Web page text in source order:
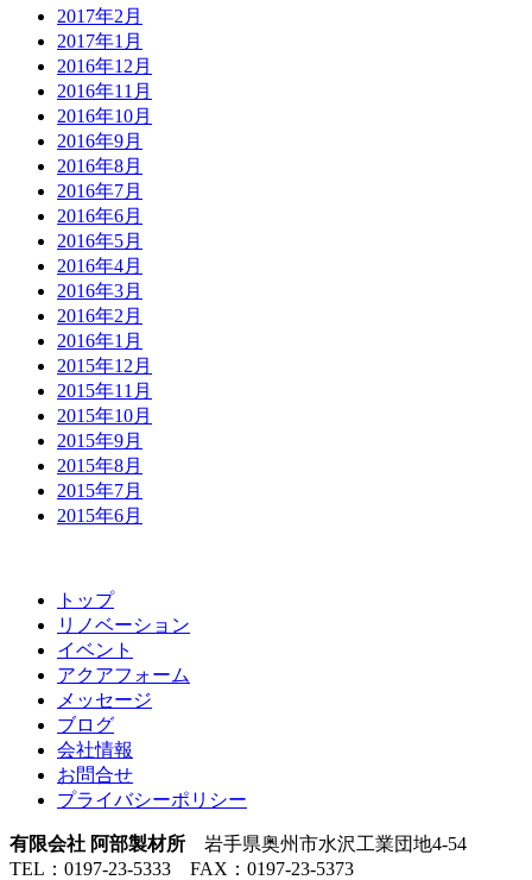
2017年2月
2017年1月
2016年12月
2016年11月
2016年10月
2016年9月
2016年8月
2016年7月
2016年6月
2016年5月
2016年4月
2016年3月
2016年2月
2016年1月
2015年12月
2015年11月
2015年10月
2015年9月
2015年8月
2015年7月
2015年6月
トップ
リノベーション
イベント
アクアフォーム
メッセージ
ブログ
会社情報
お問合せ
プライバシーポリシー
有限会社 阿部製材所 岩手県奥州市水沢工業団地4-54
TEL：0197-23-5333 FAX：0197-23-5373